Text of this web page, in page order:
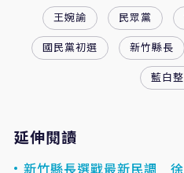
王婉諭 民眾黨
國民黨初選
新竹縣長
藍白
延伸閱讀
新竹縣長選戰最新民調